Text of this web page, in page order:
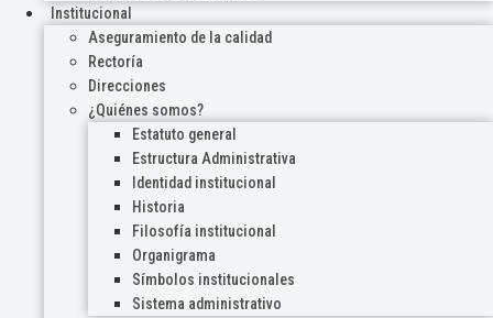
Institucional
Aseguramiento de la calidad
Rectoría
Direcciones
¿Quiénes somos?
Estatuto general
Estructura Administrativa
Identidad institucional
Historia
Filosofía institucional
Organigrama
Símbolos institucionales
Sistema administrativo